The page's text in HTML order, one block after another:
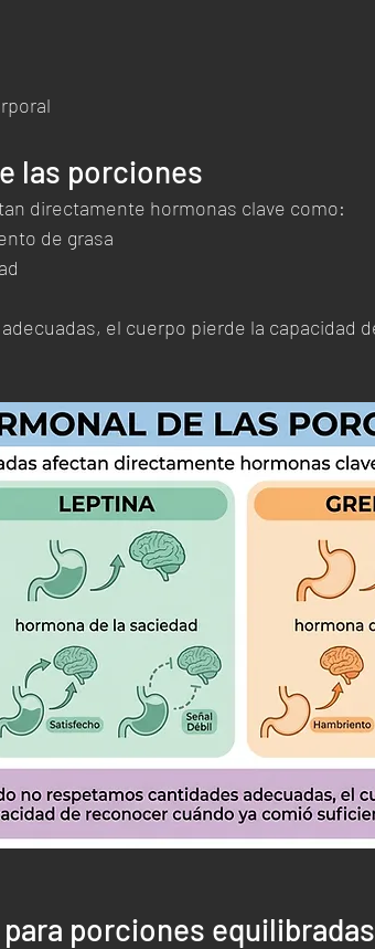
las porciones
directamente hormonas clave como:
de grasa
el cuerpo pierde la capacidad
porciones equilibradas